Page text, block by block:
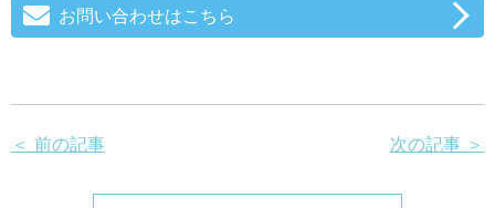
お問い合わせはこちら
＜ 前の記事 次の記事 ＞